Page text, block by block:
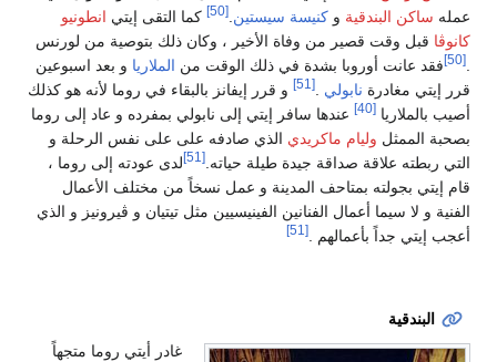
عمله ساكن البندقية و كنيسة سيستين [50] كما التقى إيتي انطونيو
كانوڤا قبل وقت قصير من وفاة الأخير ، وكان ذلك بتوصية من لورنس
[50] فقد عانت أوروبا بشدة في ذلك الوقت من الملاريا و بعد اسبوعين
قرر إيتي مغادرة نابولي [51]
و قرر إيفانز بالبقاء في روما لأنه هو كذلك
أصيب بالملاريا [40]
عندها سافر إيتي إلى نابولي بمفرده و عاد إلى روما
بصحبة الممثل وليام ماكريدي الذي صادفه على على نفس الرحلة و
التي ربطته علاقة صداقة جيدة طيلة حياته. [51]
لدى عودته إلى روما ،
قام إيتي بجولته بمتاحف المدينة و عمل نسخاً من مختلف الأعمال
الفنية و لا سيما أعمال الفنانين الفينيسيين مثل تيتيان و ڤيرونيز و الذي
أعجب إيتي جداً بأعمالهم .
[51]
البندقية
غادر أيتي روما متجهاً